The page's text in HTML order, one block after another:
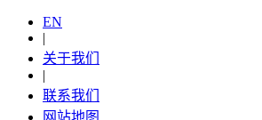
EN
|
关于我们
|
联系我们
网站地图